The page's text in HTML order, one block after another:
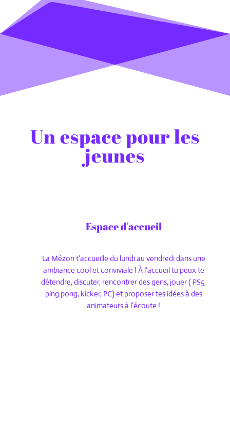
Un espace pour les
jeunes
Espace d'accueil
La Mézon t’accueille du lundi au vendredi dans une
ambiance cool et conviviale ! À l’accueil tu peux te
détendre, discuter, rencontrer des gens, jouer ( PS5,
ping pong, kicker, PC) et proposer tes idées à des
animateurs à l’écoute !